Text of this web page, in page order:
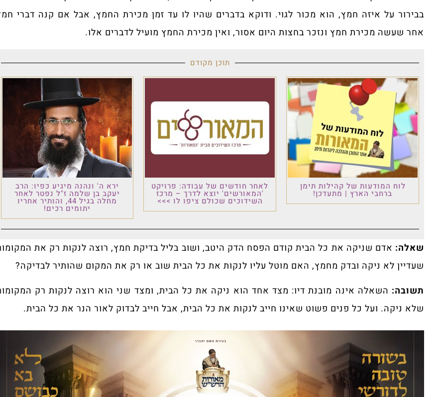
בבירור על איזה חמץ, הוא מכור לגוי. ודוקא בדברים שהיו לו עד זמן מכירת החמץ, אבל אם קנה דברי
אחר שעשה מכירת חמץ ונזכר בחצות היום אסור, ואין מכירת החמץ מועיל לדברים אלו.
תוכן מקודם
לוח המודעות של קהילות תימן
ברחבי הארץ | מתעדכן!
לאחר חודשים של עבודה: פרויקט
'המאורשים' יוצא לדרך – מרכז
השידוכים שכולם ציפו לו >>>
ירא ה' ונהנה מיגיע כפיו: הרב
יעקב בן שלמה ז"ל נפטר לאחר
מחלה בגיל 44, והותיר אחריו
יתומים רכים!
שאלה: אדם שניקה את כל הבית קודם הפסח הדק היטב, ושוב בליל בדיקת חמץ, רוצה לנקות רק את
שעדיין לא ניקה ובדק מחמץ, האם מוטל עליו לנקות את כל הבית שוב או רק את המקום שהותיר לבדיקה?
תשובה: השאלה אינה מובנת דיו: מצד אחד הוא ניקה את כל הבית, ומצד שני הוא רוצה לנקות רק
שלא ניקה. ועל כל פנים פשוט שאינו חייב לנקות את כל הבית, אבל חייב לבדוק לאור הנר את כל הבית.